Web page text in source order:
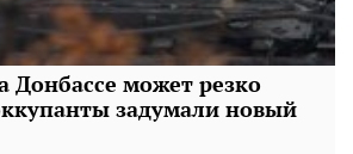
Донбассе может резко
задумали новый